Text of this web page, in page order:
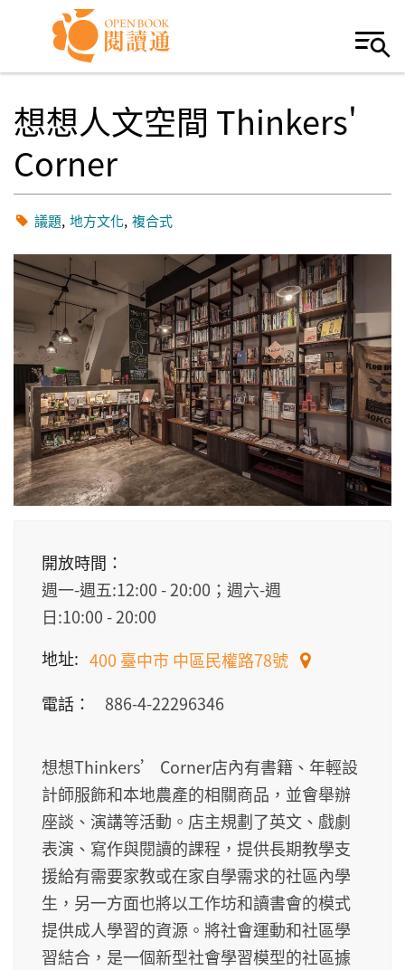
Skip to navigation
移至主內容
想想人文空間 Thinkers'
Corner
議題 地方文化 複合式
開放時間：
週一-週五:12:00 - 20:00；週六-週
日:10:00 - 20:00
地址: 400 臺中市 中區民權路78號
電話：
886-4-22296346
想想Thinkers’ Corner店內有書籍、年輕設
計師服飾和本地農產的相關商品，並會舉辦
座談、演講等活動。店主規劃了英文、戲劇
表演、寫作與閱讀的課程，提供長期教學支
援給有需要家教或在家自學需求的社區內學
生，另一方面也將以工作坊和讀書會的模式
提供成人學習的資源。將社會運動和社區學
習結合，是一個新型社會學習模型的社區據